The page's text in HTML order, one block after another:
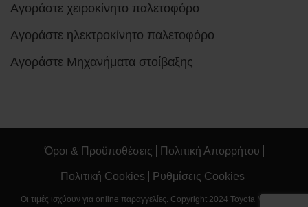
Αγοράστε χειροκίνητο παλετοφόρο
Αγοράστε ηλεκτροκίνητο παλετοφόρο
Αγοράστε Μηχανήματα στοίβαξης
Όροι & Προϋποθέσεις Πολιτική Απορρήτου
Πολιτική Cookies Ρυθμίσεις Cookies
Οι τιμές ισχύουν για online παραγγελίες. Copyright 2024 Toyota Material